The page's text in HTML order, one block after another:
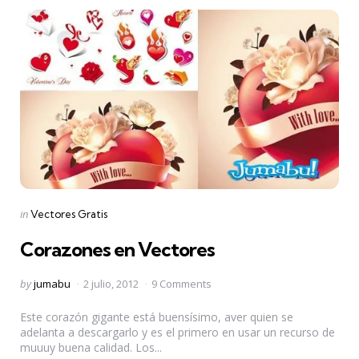
Categories
Posted
inVectores Gratis
Corazones en Vectores
Posted
byjumabu 2 julio, 2012 9 Comments
Este corazón gigante está buensísimo, aver quien se
adelanta a descargarlo y es el primero en usar un recurso de
muuuy buena calidad. Los...